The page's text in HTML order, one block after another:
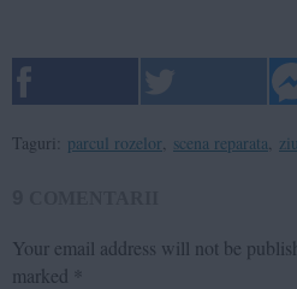
Taguri: parcul rozelor scena reparata
Your email address will not be
marked *